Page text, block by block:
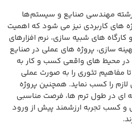
مهندسی صنایع و سیستم‌ها
های کاربردی نیز می شود که اهمیت
های شبیه سازی، نرم افزارهای
سازی، پروژه های عملی در صنایع
در محیط های واقعی کسب و کار به
مفاهیم تئوری را به صورت عملی
را کسب نماید. همچنین پروژه
در طول ترم ها، فرصت مناسبی
و کسب تجربه ارزشمند پیش از ورود